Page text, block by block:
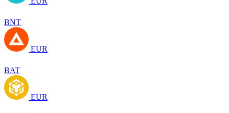
BNT
EUR
BAT
EUR